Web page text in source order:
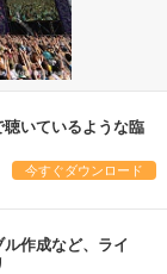
聴いているような臨
今すぐダウンロード
作成など、ライ